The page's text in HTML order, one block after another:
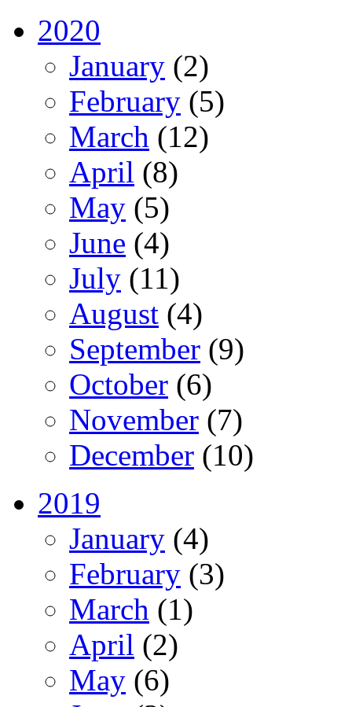
2020
January (2)
February (5)
March (12)
April (8)
May (5)
June (4)
July (11)
August (4)
September (9)
October (6)
November (7)
December (10)
2019
January (4)
February (3)
March (1)
April (2)
May (6)